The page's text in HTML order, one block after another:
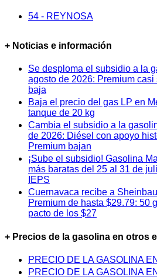
54 - REYNOSA
+ Noticias e información
Se desploma el subsidio a la
agosto de 2026: Premium
baja
Baja el precio del gas LP en
tanque de 20 kg
Cambia el subsidio a la
de 2026: Diésel con apoyo
Premium bajan
¡Sube el subsidio! Gasolina
más baratas del 25 al 31 de
IEPS
Cuernavaca recibe a
Premium de hasta $29.79: 50
pacto de los $27
+ Precios de la gasolina en otros
PRECIO DE LA GASOLINA
PRECIO DE LA GASOLINA